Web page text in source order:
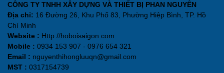
CÔNG TY TNHH XÂY DỰNG VÀ THIẾT BỊ PHAN NGUYÊN
Địa chỉ: 16 Đường 26, Khu Phố 83, Phường Hiệp Bình, TP. Hồ
Chí Minh
Website : Http://hoboisaigon.com
Mobile : 0934 153 907 - 0976 654 321
Email : nguyenthihongluuqn@gmail.com
MST : 0317154739